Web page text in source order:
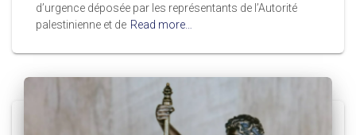
d’urgence déposée par les représentants de l’Autorité
palestinienne et de Read more…